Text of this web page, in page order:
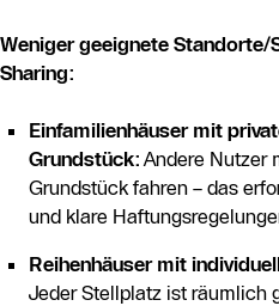
Weniger geeignete Standorte/
Sharing:
Einfamilienhäuser mit
Grundstück: Andere Nutzer
Grundstück fahren – das
und klare
Reihenhäuser mit
Jeder Stellplatz ist räumlich